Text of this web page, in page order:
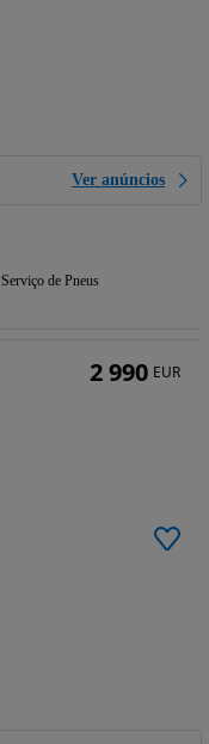
Ver anúncios
Serviço de Pneus
2 990 EUR